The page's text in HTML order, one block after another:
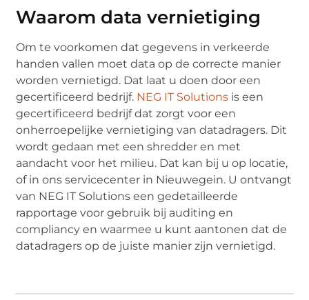
Waarom data vernietiging
Om te voorkomen dat gegevens in verkeerde
handen vallen moet data op de correcte manier
worden vernietigd. Dat laat u doen door een
gecertificeerd bedrijf. NEG IT Solutions is een
gecertificeerd bedrijf dat zorgt voor een
onherroepelijke vernietiging van datadragers. Dit
wordt gedaan met een shredder en met
aandacht voor het milieu. Dat kan bij u op locatie,
of in ons servicecenter in Nieuwegein. U ontvangt
van NEG IT Solutions een gedetailleerde
rapportage voor gebruik bij auditing en
compliancy en waarmee u kunt aantonen dat de
datadragers op de juiste manier zijn vernietigd.